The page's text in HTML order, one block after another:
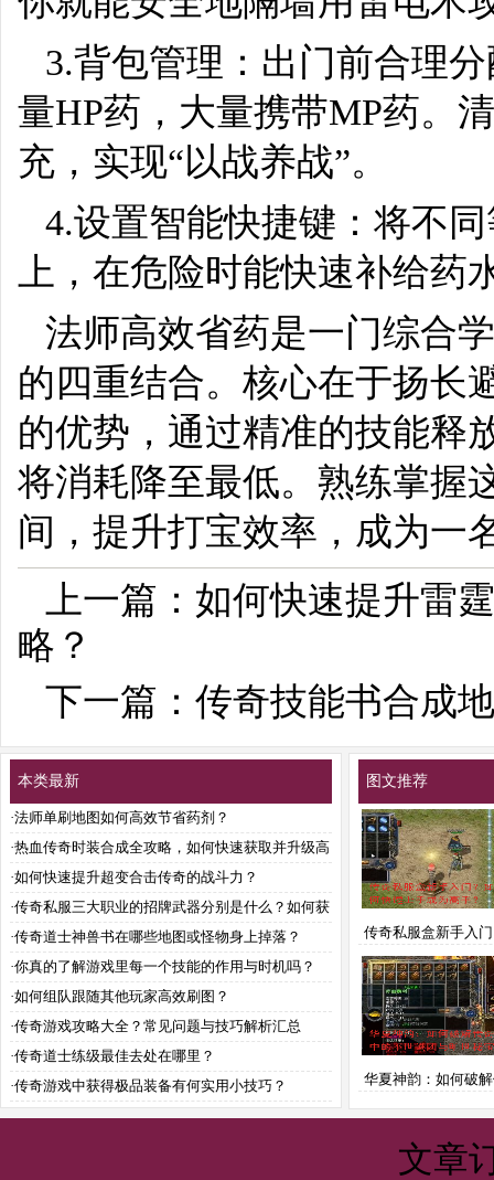
3.背包管理：出门前合理
量HP药，大量携带MP药。
充，实现“以战养战”。
4.设置智能快捷键：将不
上，在危险时能快速补给
法师高效省药是一门综合
的四重结合。核心在于扬长
的优势，通过精准的技能释
将消耗降至最低。熟练掌握
间，提升打宝效率，成为一
上一篇： 如何快速提升雷
略？
下一篇： 传奇技能书合成
本类最新
·法师单刷地图如何高效节省药剂？
·热血传奇时装合成全攻略，如何快速获取并升级高
级时装？
·如何快速提升超变合击传奇的战斗力？
·传奇私服三大职业的招牌武器分别是什么？如何获
取与强化？
·传奇道士神兽书在哪些地图或怪物身上掉落？
·你真的了解游戏里每一个技能的作用与时机吗？
·如何组队跟随其他玩家高效刷图？
·传奇游戏攻略大全？常见问题与技巧解析汇总
·传奇道士练级最佳去处在哪里？
·传奇游戏中获得极品装备有何实用小技巧？
图文推荐
传奇私服盒新手入
快速上手成为高
华夏神韵：如何破
戏中的不世谜团与
文章